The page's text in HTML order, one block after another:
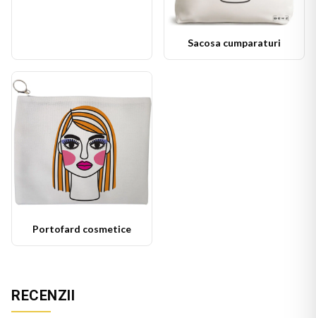
Sacosa cumparaturi
Portofard cosmetice
RECENZII